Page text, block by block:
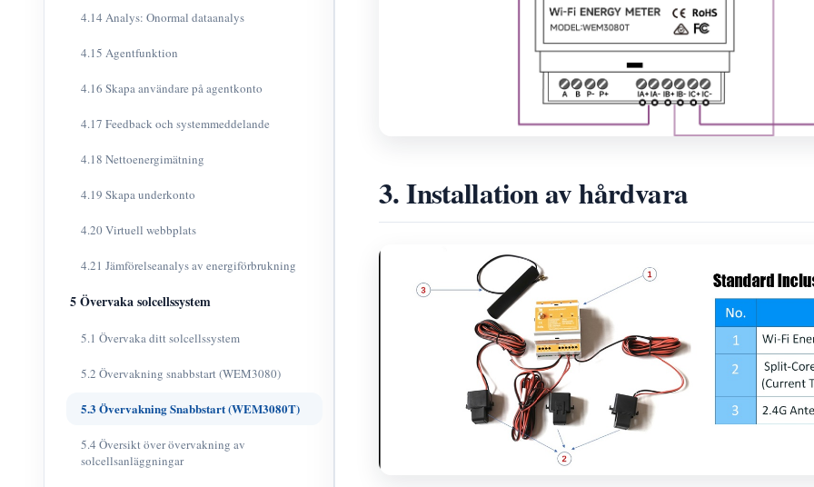
4.14 Analys: Onormal dataanalys
4.15 Agentfunktion
4.16 Skapa användare på agentkonto
4.17 Feedback och systemmeddelande
4.18 Nettoenergimätning
4.19 Skapa underkonto
4.20 Virtuell webbplats
4.21 Jämförelseanalys av energiförbrukning
5 Övervaka solcellssystem
5.1 Övervaka ditt solcellssystem
5.2 Övervakning snabbstart (WEM3080)
5.3 Övervakning Snabbstart (WEM3080T)
5.4 Översikt över övervakning av
solcellsanläggningar
3. Installation av hårdvara